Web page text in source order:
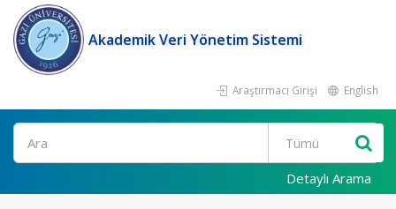
Akademik Veri Yönetim Sistemi
Araştırmacı Girişi English
Ara
Detaylı Arama